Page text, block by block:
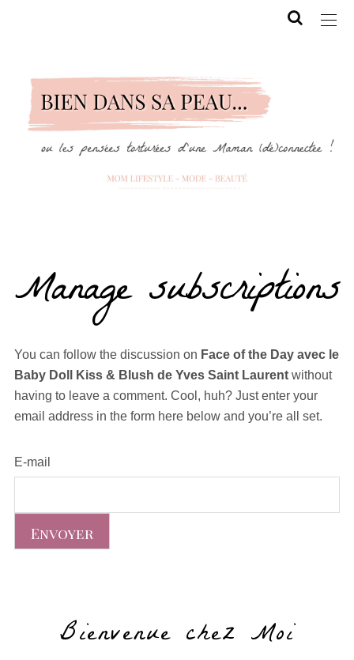
Manage subscriptions
You can follow the discussion on Face of the Day avec le
Baby Doll Kiss & Blush de Yves Saint Laurent without
having to leave a comment. Cool, huh? Just enter your
email address in the form here below and you’re all set.
E-mail
Bienvenue chez Moi